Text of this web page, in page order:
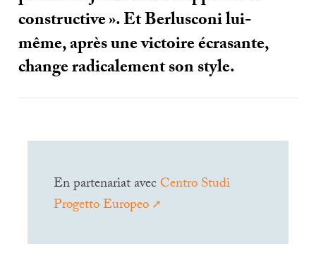
constructive». Et Berlusconi lui-
même, après une victoire écrasante,
change radicalement son style.
En partenariat avecCentro Studi
Progetto Europeo